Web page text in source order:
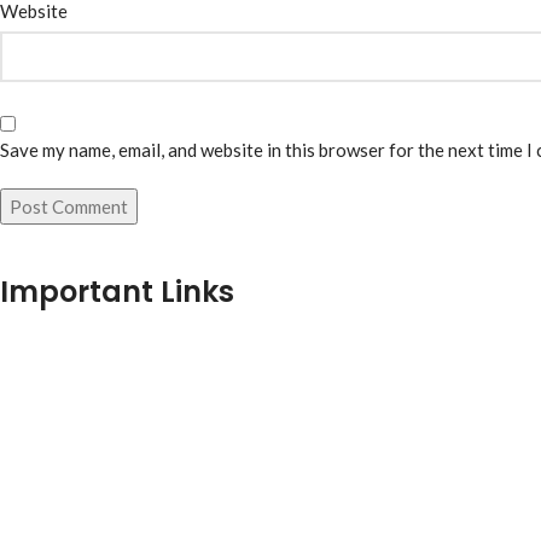
Website
Save my name, email, and website in this browser for the next time I
Important Links